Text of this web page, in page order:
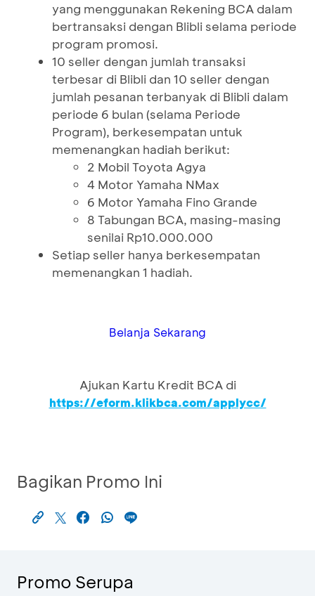
yang menggunakan Rekening BCA dalam
bertransaksi dengan Blibli selama periode
program promosi.
10 seller dengan jumlah transaksi
terbesar di Blibli dan 10 seller dengan
jumlah pesanan terbanyak di Blibli dalam
periode 6 bulan (selama Periode
Program), berkesempatan untuk
memenangkan hadiah berikut:
2 Mobil Toyota Agya
4 Motor Yamaha NMax
6 Motor Yamaha Fino Grande
8 Tabungan BCA, masing-masing
senilai Rp10.000.000
Setiap seller hanya berkesempatan
memenangkan 1 hadiah.
Belanja Sekarang
Ajukan Kartu Kredit BCA di
https://eform.klikbca.com/applycc/
Bagikan Promo Ini
Promo Serupa